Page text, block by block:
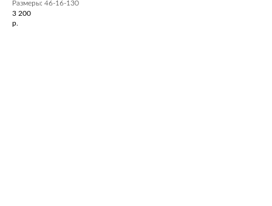
Размеры: 46-16-130
3 200
р.